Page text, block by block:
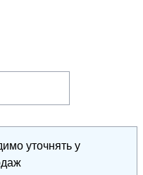
уточнять у